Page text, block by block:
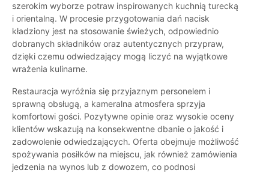
szerokim wyborze potraw inspirowanych kuchnią turecką
i orientalną. W procesie przygotowania dań nacisk
kładziony jest na stosowanie świeżych, odpowiednio
dobranych składników oraz autentycznych przypraw,
dzięki czemu odwiedzający mogą liczyć na wyjątkowe
wrażenia kulinarne.
Restauracja wyróżnia się przyjaznym personelem i
sprawną obsługą, a kameralna atmosfera sprzyja
komfortowi gości. Pozytywne opinie oraz wysokie oceny
klientów wskazują na konsekwentne dbanie o jakość i
zadowolenie odwiedzających. Oferta obejmuje możliwość
spożywania posiłków na miejscu, jak również zamówienia
jedzenia na wynos lub z dowozem, co podnosi